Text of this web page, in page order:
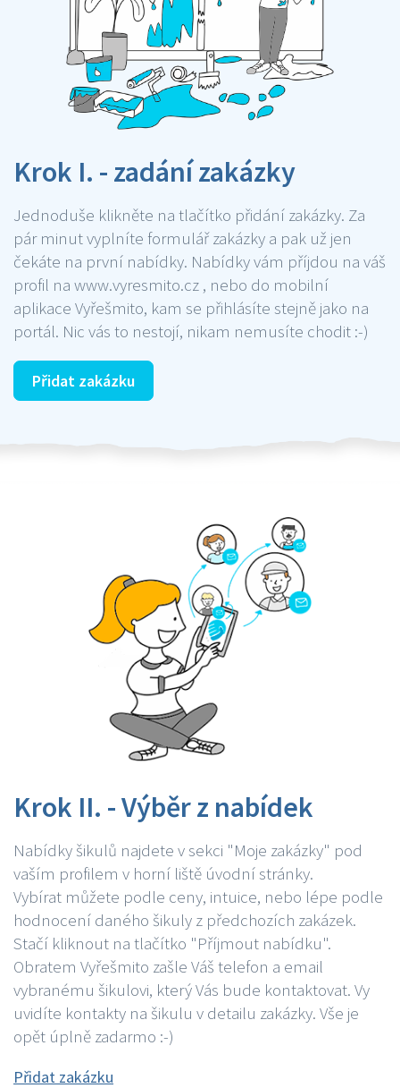
Krok I. - zadání zakázky
Jednoduše klikněte na tlačítko přidání zakázky. Za
pár minut vyplníte formulář zakázky a pak už jen
čekáte na první nabídky. Nabídky vám příjdou na váš
profil na www.vyresmito.cz , nebo do mobilní
aplikace Vyřešmito, kam se přihlásíte stejně jako na
portál. Nic vás to nestojí, nikam nemusíte chodit :-)
Přidat zakázku
Krok II. - Výběr z nabídek
Nabídky šikulů najdete v sekci "Moje zakázky" pod
vaším profilem v horní liště úvodní stránky.
Vybírat můžete podle ceny, intuice, nebo lépe podle
hodnocení daného šikuly z předchozích zakázek.
Stačí kliknout na tlačítko "Příjmout nabídku".
Obratem Vyřešmito zašle Váš telefon a email
vybranému šikulovi, který Vás bude kontaktovat. Vy
uvidíte kontakty na šikulu v detailu zakázky. Vše je
opět úplně zadarmo :-)
Přidat zakázku